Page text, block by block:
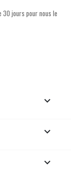
30 jours pour nous le


